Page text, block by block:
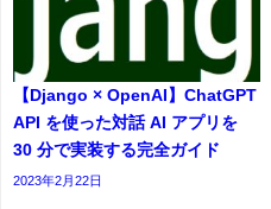
【Django × OpenAI】ChatGPT
API を使った対話 AI アプリを
30 分で実装する完全ガイド
2023年2月22日